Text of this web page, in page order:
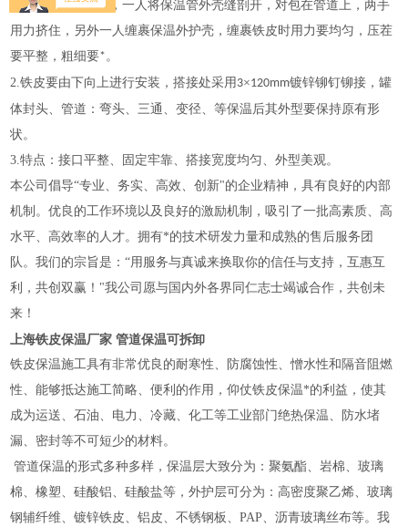
必须由两人配合，一人将保温管外壳缝剖开，对包在管道上，两手
用力挤住，另外一人缠裹保温外护壳，缠裹铁皮时用力要均匀，压茬
要平整，粗细要*。
2.铁皮要由下向上进行安装，搭接处采用 3×120mm镀锌铆钉铆接，罐
体封头、管道：弯头、三通、变径、等保温后其外型要保持原有形
状。
3.特点：接口平整、固定牢靠、搭接宽度均匀、外型美观。
本公司倡导“专业、务实、高效、创新"的企业精神，具有良好的内部
机制。优良的工作环境以及良好的激励机制，吸引了一批高素质、高
水平、高效率的人才。拥有*的技术研发力量和成熟的售后服务团
队。我们的宗旨是：“用服务与真诚来换取你的信任与支持，互惠互
利，共创双赢！"我公司愿与国内外各界同仁志士竭诚合作，共创未
来！
上海铁皮保温厂家 管道保温可拆卸
铁皮保温施工具有非常优良的耐寒性、防腐蚀性、憎水性和隔音阻燃
性、能够抵达施工简略、便利的作用，仰仗铁皮保温*的利益，使其
成为运送、石油、电力、冷藏、化工等工业部门绝热保温、防水堵
漏、密封等不可短少的材料。
管道保温的形式多种多样，保温层大致分为：聚氨酯、岩棉、玻璃
棉、橡塑、硅酸铝、硅酸盐等，外护层可分为：高密度聚乙烯、玻璃
钢辅纤维、镀锌铁皮、铝皮、不锈钢板、PAP、沥青玻璃丝布等。我